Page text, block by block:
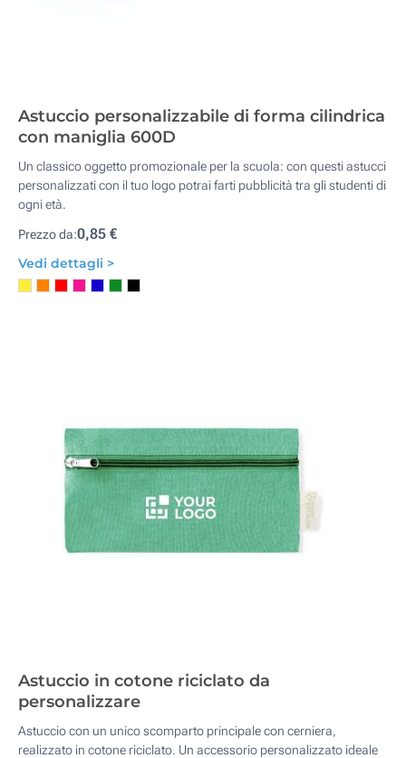
Astuccio personalizzabile di forma cilindrica
con maniglia 600D
Un classico oggetto promozionale per la scuola: con questi astucci
personalizzati con il tuo logo potrai farti pubblicità tra gli studenti di
ogni età.
Prezzo da:0,85 €
Vedi dettagli >
Astuccio in cotone riciclato da
personalizzare
Astuccio con un unico scomparto principale con cerniera,
realizzato in cotone riciclato. Un accessorio personalizzato ideale